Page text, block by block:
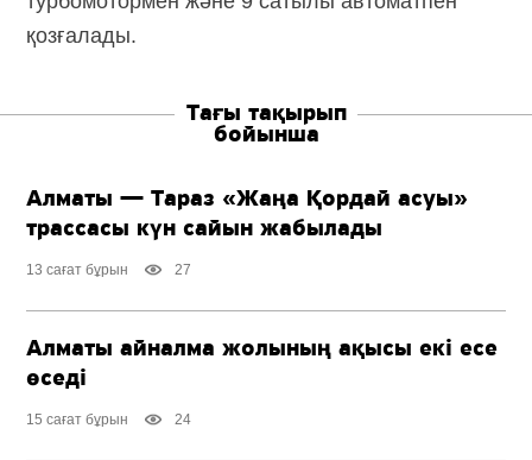
қозғалады.
Тағы тақырып
бойынша
Алматы — Тараз «Жаңа Қордай асуы»
трассасы күн сайын жабылады
13 сағат бұрын 27
Алматы айналма жолының ақысы екі есе
өседі
15 сағат бұрын 24